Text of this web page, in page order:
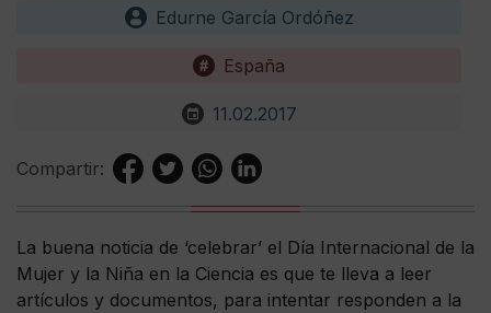
Edurne García Ordóñez
España
11.02.2017
Compartir:
La buena noticia de ‘celebrar’ el Día Internacional de la
Mujer y la Niña en la Ciencia es que te lleva a leer
artículos y documentos, para intentar responden a la